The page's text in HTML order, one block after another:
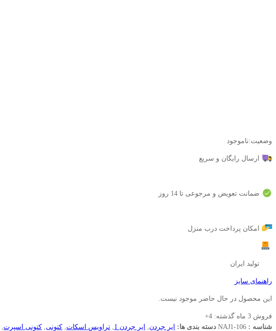
وضعیت:ناموجود
ارسال رایگان و سریع
ضمانت تعویض و مرجوعی تا 14 روز
امکان پرداخت درب منزل
تولید ایران
راهنمای سایز
این محصول در حال حاضر موجود نیست.
فروش 3 ماه گذشته:
4+
شناسه : NAJ1-106 دسته بندی ها: ایر جردن, ایر جردن 1 , تراویس اسکات, کتونی, کتونی اسپرت,